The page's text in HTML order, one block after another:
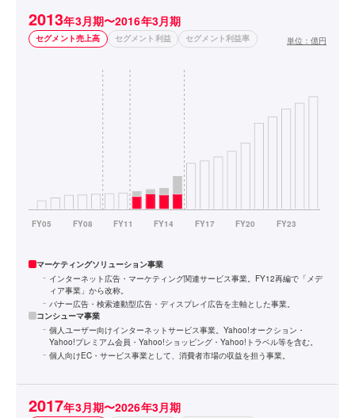
2013年3月期〜2016年3月期
セグメント売上高 セグメント利益 セグメント利益率 単位： 億円
マーケティングソリューション事業
インターネット広告・マーケティング関連サービス事業。FY12再編で「メデ
ィア事業」から改称。
バナー広告・検索連動型広告・ディスプレイ広告を主軸とした事業。
コンシューマ事業
個人ユーザー向けインターネットサービス事業。Yahoo!オークション・
Yahoo!プレミアム会員・Yahoo!ショッピング・Yahoo!トラベル等を含む。
個人向けEC・サービス事業として、消費者市場の収益を担う事業。
2017年3月期〜2026年3月期